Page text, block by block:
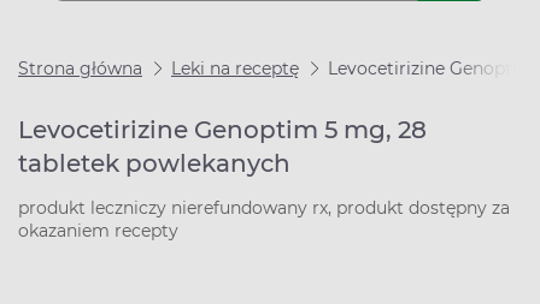
Strona główna Leki na receptę Levocetirizine
Levocetirizine Genoptim 5 mg, 28
tabletek powlekanych
produkt leczniczy nierefundowany rx, produkt dostępny za
okazaniem recepty